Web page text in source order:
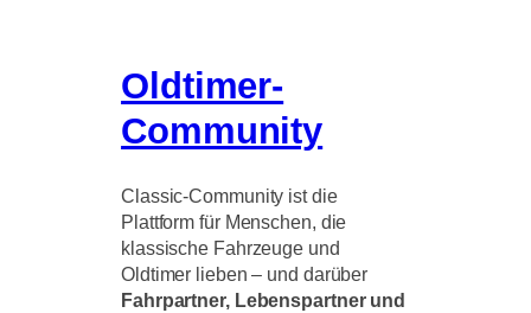
Oldtimer-
Community
Classic-Community ist die
Plattform für Menschen, die
klassische Fahrzeuge und
Oldtimer lieben – und darüber
Fahrpartner, Lebenspartner und